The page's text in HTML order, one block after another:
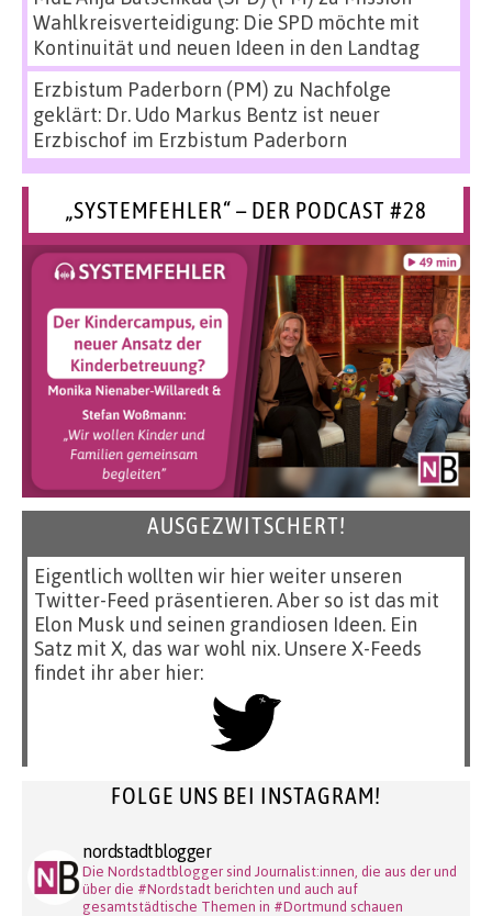
Wahlkreisverteidigung: Die SPD möchte mit
Kontinuität und neuen Ideen in den Landtag
Erzbistum Paderborn (PM) zu Nachfolge
geklärt: Dr. Udo Markus Bentz ist neuer
Erzbischof im Erzbistum Paderborn
„SYSTEMFEHLER“ – DER PODCAST #28
AUSGEZWITSCHERT!
Eigentlich wollten wir hier weiter unseren
Twitter-Feed präsentieren. Aber so ist das mit
Elon Musk und seinen grandiosen Ideen. Ein
Satz mit X, das war wohl nix. Unsere X-Feeds
findet ihr aber hier:
FOLGE UNS BEI INSTAGRAM!
nordstadtblogger
Die Nordstadtblogger sind Journalist:innen, die aus der und
über die #Nordstadt berichten und auch auf
gesamtstädtische Themen in #Dortmund schauen